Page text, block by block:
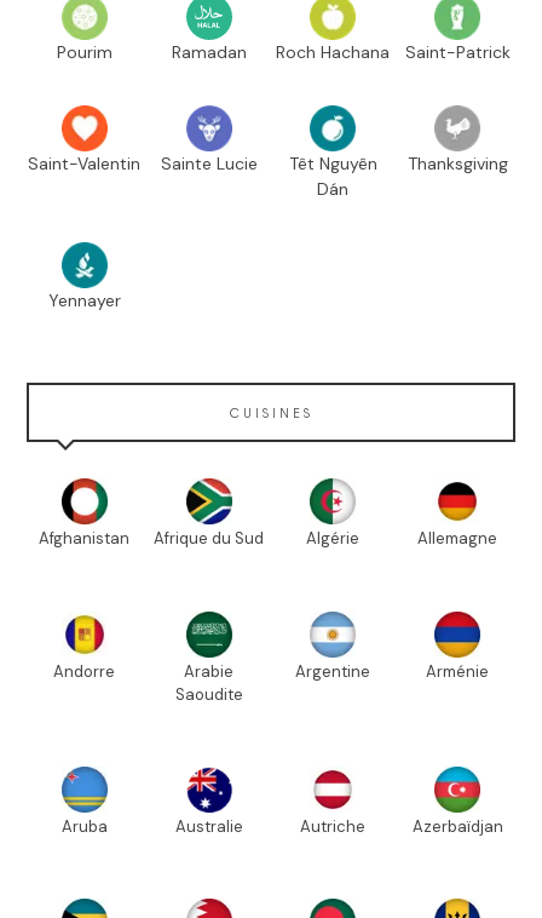
Pourim Ramadan Roch Hachana Saint-Patrick
Saint-Valentin Sainte Lucie
Têt Nguyên
Dán
Thanksgiving
Yennayer
CUISINES
Afghanistan Afrique du Sud Algérie Allemagne
Andorre
Arabie
Saoudite
Argentine Arménie
Aruba Australie Autriche Azerbaïdjan